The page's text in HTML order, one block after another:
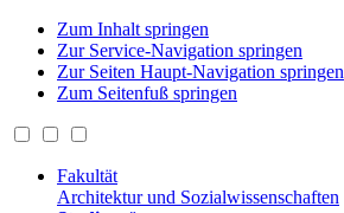
Zum Inhalt springen
Zur Service-Navigation springen
Zur Seiten Haupt-Navigation springen
Zum Seitenfuß springen
Fakultät
Architektur und Sozialwissenschaften